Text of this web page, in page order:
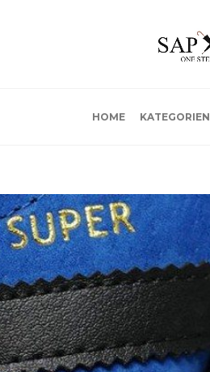
HOME KATEGORIEN